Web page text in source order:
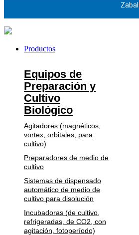
Productos
Equipos de
Preparación y
Cultivo
Biológico
Agitadores (magnéticos,
vortex, orbitales, para
cultivo)
Preparadores de medio de
cultivo
Sistemas de dispensado
automático de medio de
cultivo para disolución
Incubadoras (de cultivo,
refrigeradas, de CO2, con
agitación, fotoperíodo)